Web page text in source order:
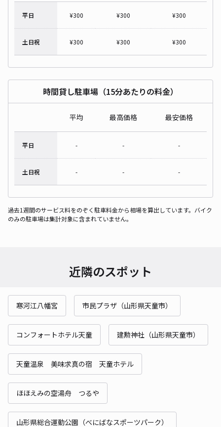
平日 ¥300 ¥300 ¥300
土日祝 ¥300 ¥300 ¥300
時間貸し駐車場（15分あたりの料金）
平均 最高価格 最安価格
平日 - - -
土日祝 - - -
過去1週間のサービス料をのぞく駐車料金から相場を算出しています。バイク
のみの駐車場は集計対象に含まれていません。
近隣のスポット
寒河江八幡宮 市民プラザ（山形県天童市）
コンフォートホテル天童 建勲神社（山形県天童市）
天童温泉 美味求真の宿 天童ホテル
ほほえみの空湯舟 つるや
山形県総合運動公園（べにばなスポーツパーク）